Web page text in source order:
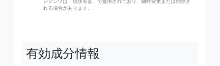
れる場合があります。
有効成分情報